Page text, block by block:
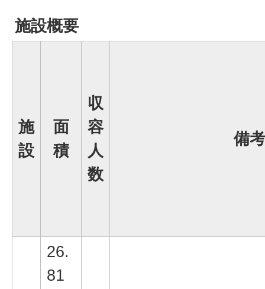
施設概要
施
設
面
積
収
容
人
数
備考
26.
81